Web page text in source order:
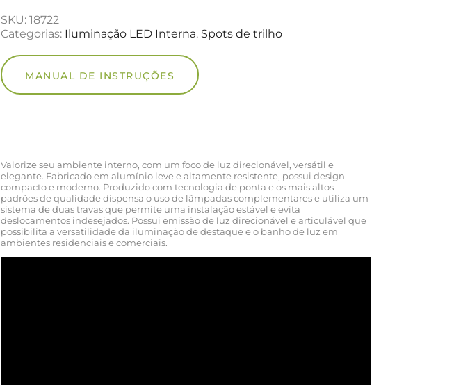
SKU: 18722
Categorias: Iluminação LED Interna, Spots de trilho
MANUAL DE INSTRUÇÕES
Valorize seu ambiente interno, com um foco de luz direcionável, versátil e
elegante. Fabricado em alumínio leve e altamente resistente, possui design
compacto e moderno. Produzido com tecnologia de ponta e os mais altos
padrões de qualidade dispensa o uso de lâmpadas complementares e utiliza um
sistema de duas travas que permite uma instalação estável e evita
deslocamentos indesejados. Possui emissão de luz direcionável e articulável que
possibilita a versatilidade da iluminação de destaque e o banho de luz em
ambientes residenciais e comerciais.